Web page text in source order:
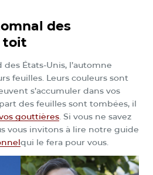
des
toit
États-Unis, l’automne
feuilles. Leurs couleurs sont
s’accumuler dans vos
des feuilles sont tombées, il
gouttières. Si vous ne savez
vous invitons à lire notre guide
qui le fera pour vous.